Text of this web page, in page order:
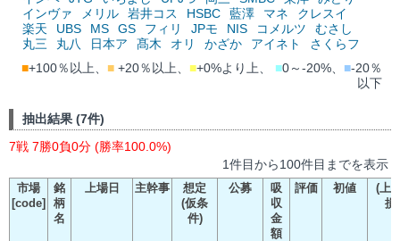
インヴァ
メリル 岩井コス HSBC 藍澤 マネ
クレスイ
楽天
UBS MS GS フィリ JPモ NIS コメルツ
むさし
丸三
丸八 日本ア 髙木 オリ かざか アイネト
さくらフ
■+100％以上、 ■ +20％以上、 ■+0%より上、 ■0～-20%、 ■-20％
以下
抽出結果 (7件)
7戦 7勝0負0分 (勝率100.0%)
1件目から100件目までを表示
市場
[code]
銘
柄
名
上場日 主幹事
想定
(仮条
件)
公募
吸
収
金
額
評価 初値
(上
損